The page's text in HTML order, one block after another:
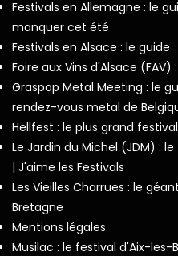
Festivals en Allemagne : le
manquer cet été
Festivals en Alsace : le guide
Foire aux Vins d'Alsace
Graspop Metal Meeting : le
rendez-vous metal de
Hellfest : le plus grand
Le Jardin du Michel (JDM) :
| J'aime les Festivals
Les Vieilles Charrues : le
Bretagne
Mentions légales
Musilac : le festival d'Aix-les-